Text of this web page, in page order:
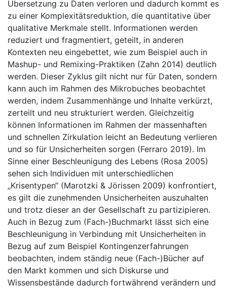
Übersetzung zu Daten verloren und dadurch kommt es
zu einer Komplexitätsreduktion, die quantitative über
qualitative Merkmale stellt. Informationen werden
reduziert und fragmentiert, geteilt, in anderen
Kontexten neu eingebettet, wie zum Beispiel auch in
Mashup- und Remixing-Praktiken (Zahn 2014) deutlich
werden. Dieser Zyklus gilt nicht nur für Daten, sondern
kann auch im Rahmen des Mikrobuches beobachtet
werden, indem Zusammenhänge und Inhalte verkürzt,
zerteilt und neu strukturiert werden. Gleichzeitig
können Informationen im Rahmen der massenhaften
und schnellen Zirkulation leicht an Bedeutung verlieren
und so für Unsicherheiten sorgen (Ferraro 2019). Im
Sinne einer Beschleunigung des Lebens (Rosa 2005)
sehen sich Individuen mit unterschiedlichen
„Krisentypen“ (Marotzki & Jörissen 2009) konfrontiert,
es gilt die zunehmenden Unsicherheiten auszuhalten
und trotz dieser an der Gesellschaft zu partizipieren.
Auch in Bezug zum (Fach-)Buchmarkt lässt sich eine
Beschleunigung in Verbindung mit Unsicherheiten in
Bezug auf zum Beispiel Kontingenzerfahrungen
beobachten, indem ständig neue (Fach-)Bücher auf
den Markt kommen und sich Diskurse und
Wissensbestände dadurch fortwährend verändern und